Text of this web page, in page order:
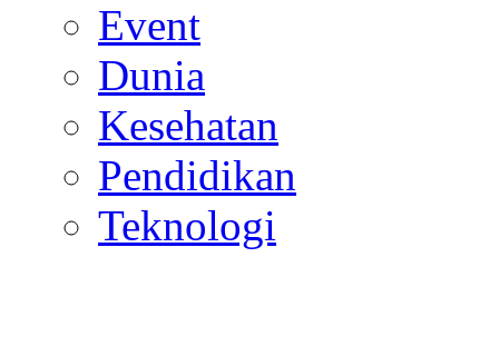
Event
Dunia
Kesehatan
Pendidikan
Teknologi